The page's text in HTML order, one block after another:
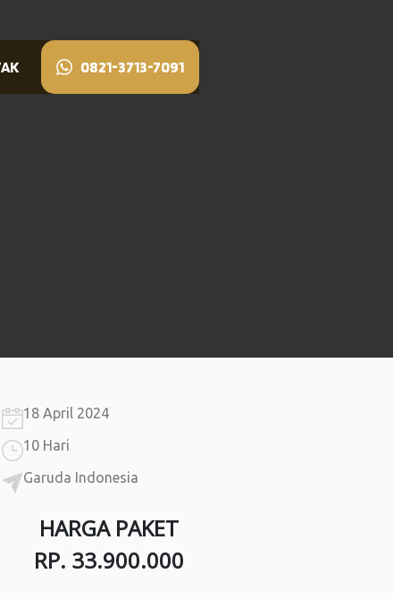
0821-3713-7091
18 April 2024
10 Hari
Garuda Indonesia
HARGA PAKET
RP. 33.900.000